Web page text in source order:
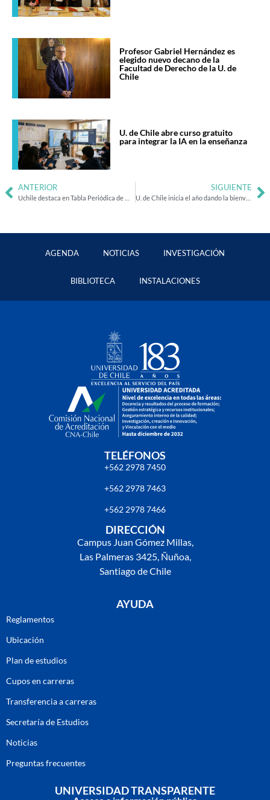
Profesor Gabriel Hernández es
elegido nuevo decano de la
Facultad de Derecho de la U. de
Chile
U. de Chile abre curso gratuito
para integrar la IA en la enseñanza
ANTERIOR SIGUIENTE
U. de Chile inicia el año dando la bienvenida oficial a su generación 2025
AGENDA NOTICIAS INVESTIGACIÓN
BIBLIOTECA INSTALACIONES
TELÉFONOS
+562 2978 7450
+562 2978 7463
+562 2978 7466
DIRECCIÓN
Campus Juan Gómez Millas,
Las Palmeras 3425, Ñuñoa,
Santiago de Chile
AYUDA
Reglamentos
Ubicación
Plan de estudios
Cupos en carreras
Transferencia a carreras
Secretaría de Estudios
Noticias
Preguntas frecuentes
UNIVERSIDAD TRANSPARENTE